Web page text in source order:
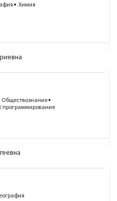
Химия
Обществознание
программирование